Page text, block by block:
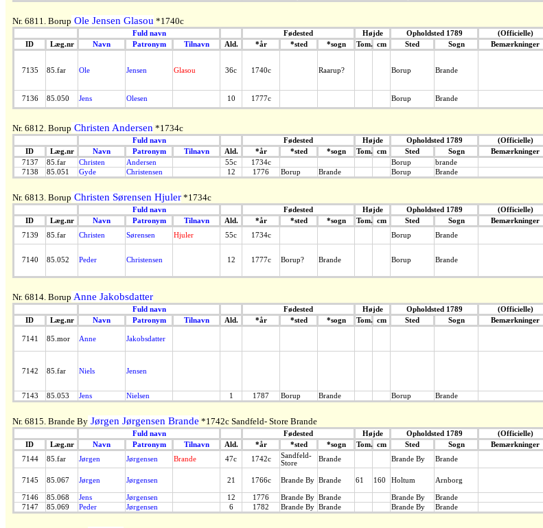
Nr. 6811. Borup Ole Jensen Glasou *1740c
Fuld navn Fødested Højde Opholdsted 1789
(Officielle)
ID
Læg.nr Navn Patronym Tilnavn Ald. *år *sted *sogn Tom. cm Sted Sogn Bemærkninger
7135 85.far Ole Jensen Glasou 36c 1740c Raarup? Borup Brande
7136
85.050 Jens Olesen 10 1777c Borup Brande
Nr. 6812. Borup Christen Andersen *1734c
Fuld navn Fødested Højde Opholdsted 1789
(Officielle)
ID
Læg.nr Navn Patronym Tilnavn Ald. *år *sted *sogn Tom. cm Sted Sogn Bemærkninger
7137
85.far Christen Andersen 55c 1734c Borup brande
7138
85.051 Gyde Christensen 12 1776 Borup Brande Borup Brande
Nr. 6813. Borup Christen Sørensen Hjuler *1734c
Fuld navn Fødested Højde Opholdsted 1789
(Officielle)
ID
Læg.nr Navn Patronym Tilnavn Ald. *år *sted *sogn Tom. cm Sted Sogn Bemærkninger
7139
85.far Christen Sørensen Hjuler 55c 1734c Borup Brande
7140 85.052 Peder Christensen 12 1777c Borup? Brande Borup Brande
Nr. 6814. Borup Anne Jakobsdatter
Fuld navn Fødested Højde Opholdsted 1789
(Officielle)
ID
Læg.nr Navn Patronym Tilnavn Ald. *år *sted *sogn Tom. cm Sted Sogn Bemærkninger
7141 85.mor Anne Jakobsdatter
7142 85.far Niels Jensen
7143
85.053 Jens Nielsen 1 1787 Borup Brande Borup Brande
Nr. 6815. Brande By Jørgen Jørgensen Brande *1742c Sandfeld- Store Brande
Fuld navn Fødested Højde Opholdsted 1789
(Officielle)
ID
Læg.nr Navn Patronym Tilnavn Ald. *år *sted *sogn Tom. cm Sted Sogn Bemærkninger
7144
85.far Jørgen Jørgensen Brande 47c 1742c
Sandfeld-
Store
Brande Brande By Brande
7145 85.067 Jørgen Jørgensen 21 1766c Brande By Brande 61 160 Holtum Arnborg
7146
85.068 Jens Jørgensen 12 1776 Brande By Brande Brande By Brande
7147
85.069 Peder Jørgensen 6 1782 Brande By Brande Brande By Brande